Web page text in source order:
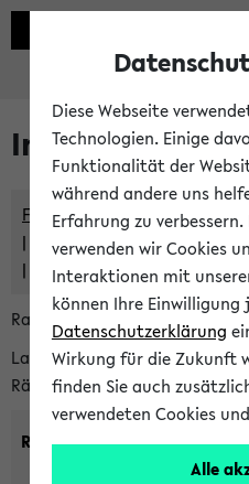
Im eKVV
Freie Räume und
Raumüberschneidungen
Hinweise der zentralen
Raumanfragen:
Lassen Sie sich alle Räume
Räumen mit bestimmten
Raumkriterien:
Diese Webseite
Technologien. Einige
Funktionalität der
während andere uns
Erfahrung zu
verwenden wir Cookies
Interaktionen mit
können Ihre
Datenschutzerklärung
Wirkung für die Zukunft
finden Sie auch
verwendeten Cookies
Alle